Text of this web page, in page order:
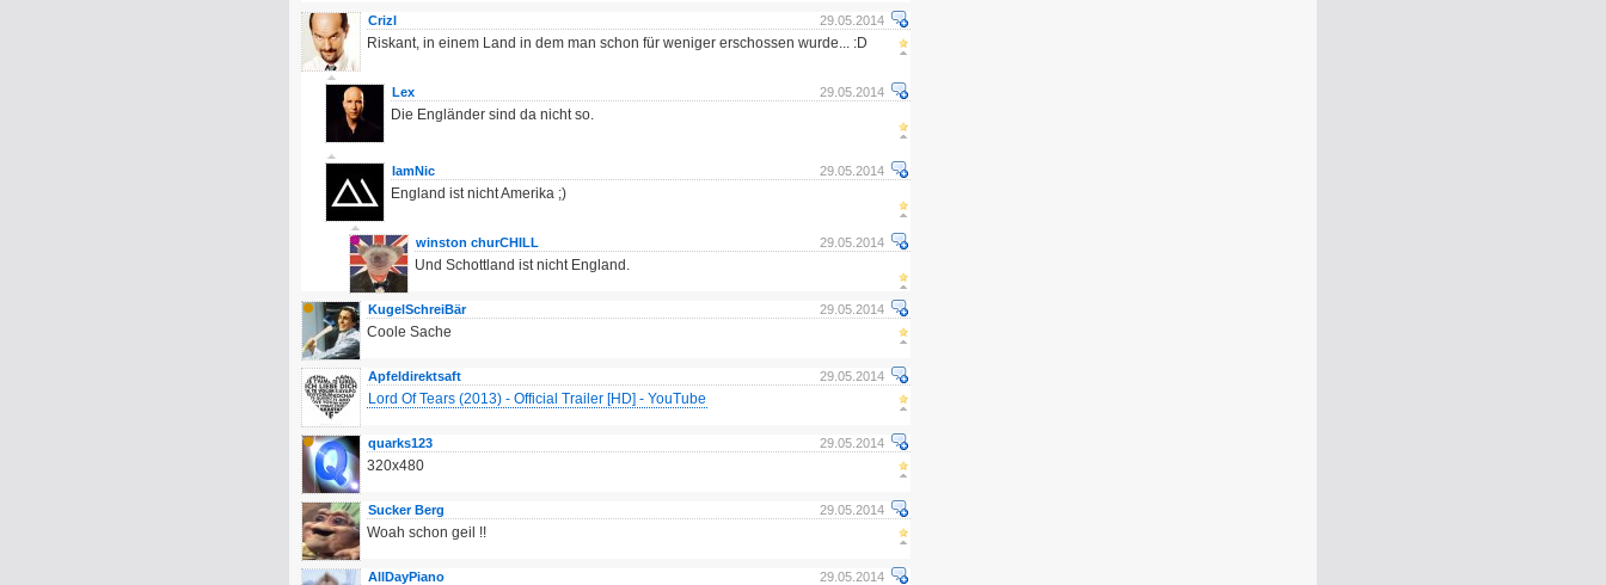
29.05.2014
Crizl
Riskant, in einem Land in dem man schon für weniger erschossen wurde... :D
29.05.2014
Lex
Die Engländer sind da nicht so.
29.05.2014
IamNic
England ist nicht Amerika ;)
29.05.2014
winston churCHILL
Und Schottland ist nicht England.
29.05.2014
KugelSchreiBär
Coole Sache
29.05.2014
Apfeldirektsaft
Lord Of Tears (2013) - Official Trailer [HD] - YouTube
29.05.2014
quarks123
320x480
29.05.2014
Sucker Berg
Woah schon geil !!
29.05.2014
AllDayPiano